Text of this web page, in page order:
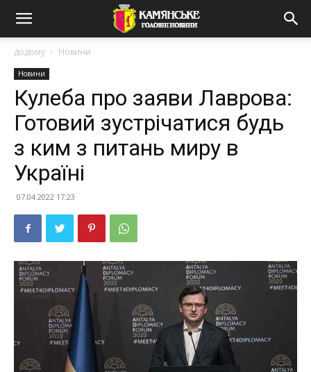
додому Новини
Новини
Кулеба про заяви Лаврова:
Готовий зустрічатися будь
з ким з питань миру в
Україні
07.04.2022 17:23